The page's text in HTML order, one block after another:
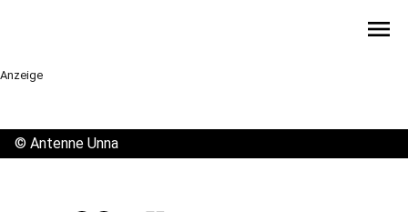
menu
Anzeige
© Antenne Unna